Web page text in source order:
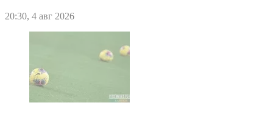
20:30, 4 авг 2026